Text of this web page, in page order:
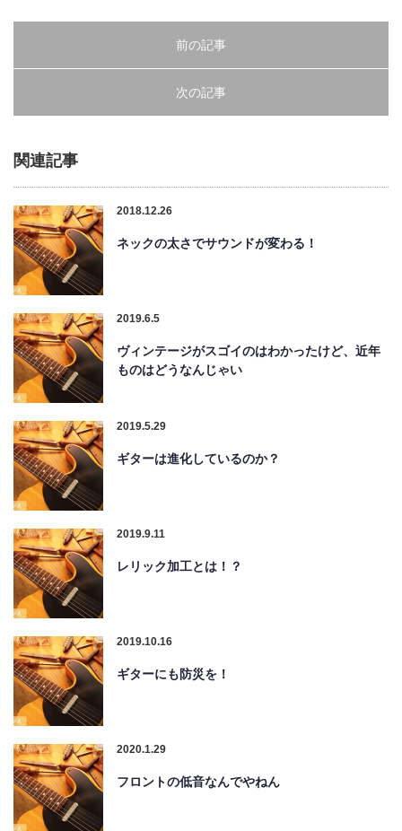
前の記事
次の記事
関連記事
2018.12.26
ネックの太さでサウンドが変わる！
2019.6.5
ヴィンテージがスゴイのはわかったけど、近年
ものはどうなんじゃい
2019.5.29
ギターは進化しているのか？
2019.9.11
レリック加工とは！？
2019.10.16
ギターにも防災を！
2020.1.29
フロントの低音なんでやねん